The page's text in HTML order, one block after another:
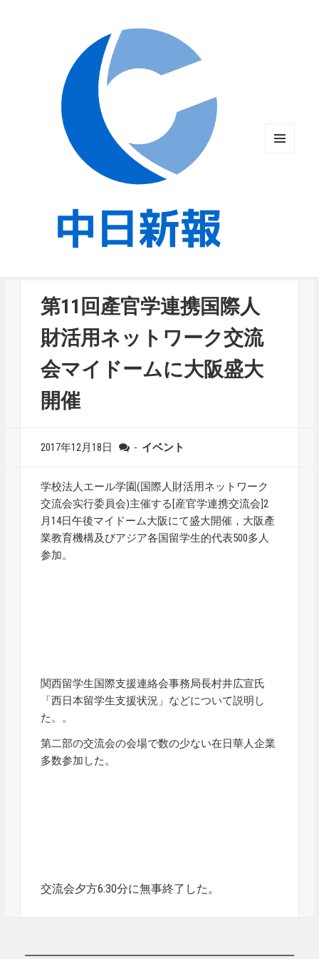
第11回產官学連携国際人
財活用ネットワーク交流
会マイドームに大阪盛大
開催
2017年12月18日 - イベント
学校法人エール学園(国際人財活用ネットワーク
交流会实行委員会)主催する[産官学連携交流会]2
月14日午後マイドーム大阪にて盛大開催，大阪產
業教育機構及びアジア各国留学生的代表500多人
参加。
関西留学生国際支援連絡会事務局長村井広宣氏
「西日本留学生支援状況」などについて説明し
た。。
第二部の交流会の会場で数の少ない在日華人企業
多数参加した。
交流会夕方6:30分に無事終了した。